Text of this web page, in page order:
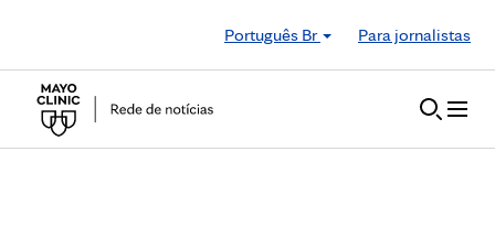
Português Br
Para jornalistas